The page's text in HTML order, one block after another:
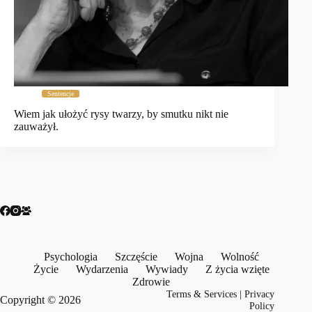
Sentencje
Wiem jak ułożyć rysy twarzy, by smutku nikt nie
zauważył.
Psychologia Szczęście Wojna
Wolność
Życie
Wydarzenia Wywiady
Z życia wzięte
Zdrowie
Copyright © 2026
Terms & Services |Privacy
Policy